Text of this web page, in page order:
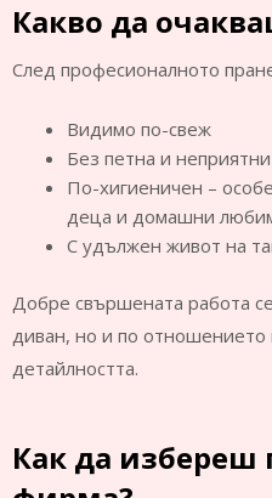
Какво да
След професионалното
Видимо по-свеж
Без петна и
По-хигиеничен –
деца и домашни
С удължен живот на
Добре свършената работа
диван, но и по отношението
детайлността.
Как да избереш